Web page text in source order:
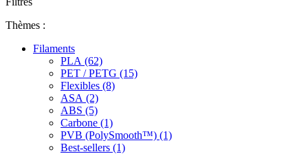
Thèmes :
Filaments
PLA (62)
PET / PETG (15)
Flexibles (8)
ASA (2)
ABS (5)
Carbone (1)
PVB (PolySmooth™) (1)
Best-sellers (1)